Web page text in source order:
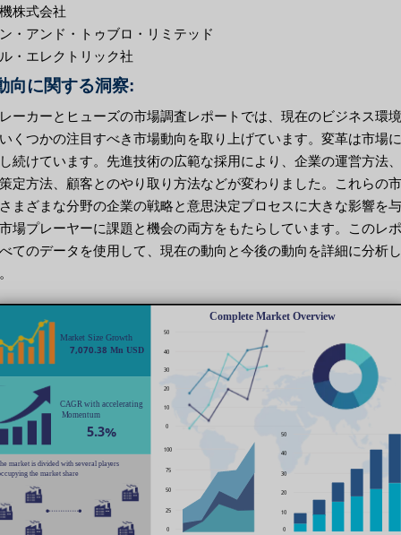
株式会社
・アンド・トゥブロ・リミテッド
・エレクトリック社
向に関する洞察:
ーカーとヒューズの市場調査レポートでは、現在のビジネス環
くつかの注目すべき市場動向を取り上げています。変革は市場
続けています。先進技術の広範な採用により、企業の運営方法
定方法、顧客とのやり取り方法などが変わりました。これらの
まざまな分野の企業の戦略と意思決定プロセスに大きな影響を
場プレーヤーに課題と機会の両方をもたらしています。このレ
てのデータを使用して、現在の動向と今後の動向を詳細に分析